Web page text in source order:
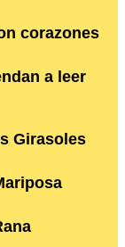
corazones
a leer
Girasoles